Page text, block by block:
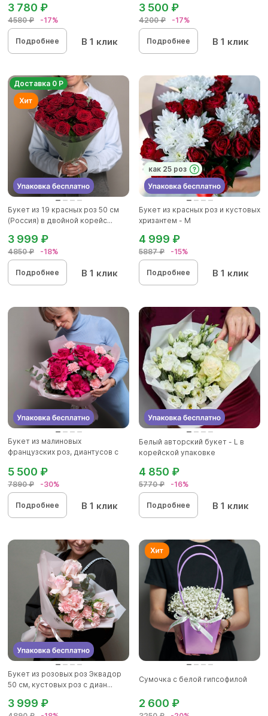
4580 ₽ -17%
3 780 ₽
Подробнее В 1 клик
4200 ₽ -17%
3 500 ₽
Подробнее В 1 клик
Доставка 0 Р
Букет из 19 красных роз 50 см
(Россия) в двойной корейс...
4850 ₽ -18%
3 999 ₽
Подробнее В 1 клик
как 25 роз
Букет из красных роз и кустовых
хризантем - М
5887 ₽ -15%
4 999 ₽
Подробнее В 1 клик
Букет из малиновых
французских роз, диантусов с
7890 ₽ -30%
5 500 ₽
Подробнее В 1 клик
Белый авторский букет - L в
корейской упаковке
5770 ₽ -16%
4 850 ₽
Подробнее В 1 клик
Букет из розовых роз Эквадор
50 см, кустовых роз с диан...
3 999 ₽
Сумочка с белой гипсофилой
2 600 ₽